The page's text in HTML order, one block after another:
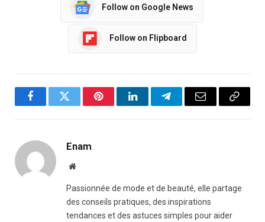
Follow on Google News
Follow on Flipboard
FacebookTwitter PinterestLinkedInTelegramEmail
Copy
Enam
Website
Passionnée de mode et de beauté, elle partage
des conseils pratiques, des inspirations
tendances et des astuces simples pour aider